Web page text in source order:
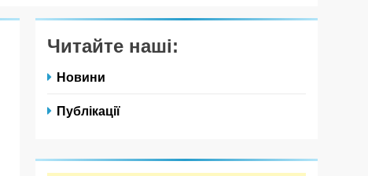
Читайте наші:
Новини
Публікації